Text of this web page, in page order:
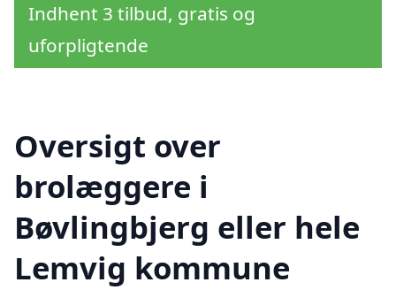
Indhent 3 tilbud, gratis og
uforpligtende
Oversigt over
brolæggere i
Bøvlingbjerg eller hele
Lemvig kommune